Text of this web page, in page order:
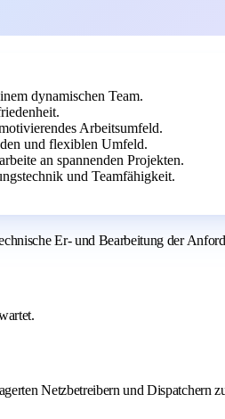
dynamischen Team.
Arbeitsumfeld.
und flexiblen Umfeld.
an spannenden Projekten.
und Teamfähigkeit.
Er- und Bearbeitung der
Netzbetreibern und Dispatchern